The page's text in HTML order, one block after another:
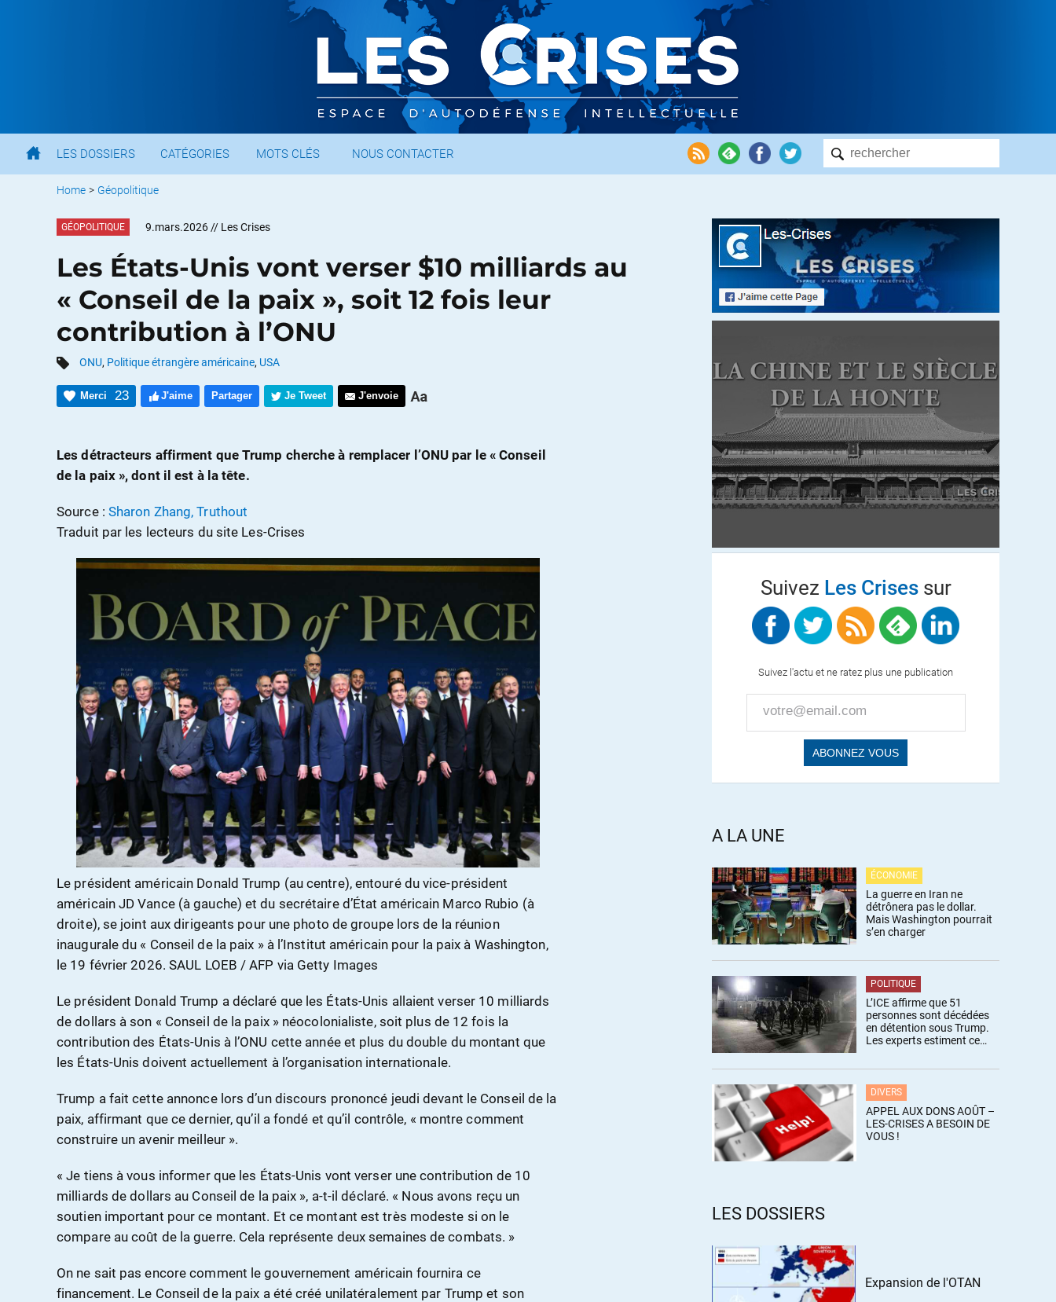
LES DOSSIERS CATÉGORIES MOTS CLÉS NOUS CONTACTER
Home > Géopolitique
GÉOPOLITIQUE 9.mars.2026 // Les Crises
Les États-Unis vont verser $10 milliards au
« Conseil de la paix », soit 12 fois leur
contribution à l’ONU
ONU, Politique étrangère américaine, USA
Merci 23 J'aime Partager Je Tweet J'envoie
Les détracteurs affirment que Trump cherche à remplacer l’ONU par le « Conseil
de la paix », dont il est à la tête.
Source : Sharon Zhang, Truthout
Traduit par les lecteurs du site Les-Crises
Le président américain Donald Trump (au centre), entouré du vice-président
américain JD Vance (à gauche) et du secrétaire d’État américain Marco Rubio (à
droite), se joint aux dirigeants pour une photo de groupe lors de la réunion
inaugurale du « Conseil de la paix » à l’Institut américain pour la paix à Washington,
le 19 février 2026. SAUL LOEB / AFP via Getty Images
Le président Donald Trump a déclaré que les États-Unis allaient verser 10 milliards
de dollars à son « Conseil de la paix » néocolonialiste, soit plus de 12 fois la
contribution des États-Unis à l’ONU cette année et plus du double du montant que
les États-Unis doivent actuellement à l’organisation internationale.
Trump a fait cette annonce lors d’un discours prononcé jeudi devant le Conseil de la
paix, affirmant que ce dernier, qu’il a fondé et qu’il contrôle, « montre comment
construire un avenir meilleur ».
« Je tiens à vous informer que les États-Unis vont verser une contribution de 10
milliards de dollars au Conseil de la paix », a-t-il déclaré. « Nous avons reçu un
soutien important pour ce montant. Et ce montant est très modeste si on le
compare au coût de la guerre. Cela représente deux semaines de combats. »
On ne sait pas encore comment le gouvernement américain fournira ce
financement. Le Conseil de la paix a été créé unilatéralement par Trump et son
Suivez Les Crisessur
Suivez l'actu et ne ratez plus une publication
A LA UNE
ÉCONOMIE
La guerre en Iran ne
détrônera pas le dollar.
Mais Washington pourrait
s’en charger
POLITIQUE
L’ICE affirme que 51
personnes sont décédées
en détention sous Trump.
Les experts estiment ce
DIVERS
APPEL AUX DONS AOÛT –
LES-CRISES A BESOIN DE
VOUS !
LES DOSSIERS
Expansion de l'OTAN